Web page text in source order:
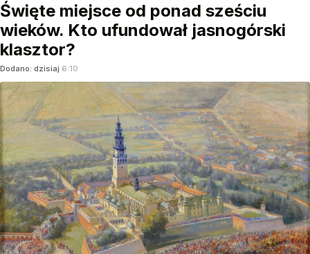
Święte miejsce od ponad sześciu
wieków. Kto ufundował jasnogórski
klasztor?
Dodano: dzisiaj 6:10